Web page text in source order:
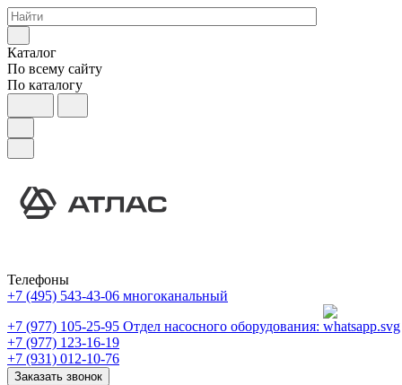
Каталог
По всему сайту
По каталогу
Телефоны
+7 (495) 543-43-06 многоканальный
+7 (977) 105-25-95 Отдел насосного оборудования:
+7 (977) 123-16-19
+7 (931) 012-10-76
Заказать звонок